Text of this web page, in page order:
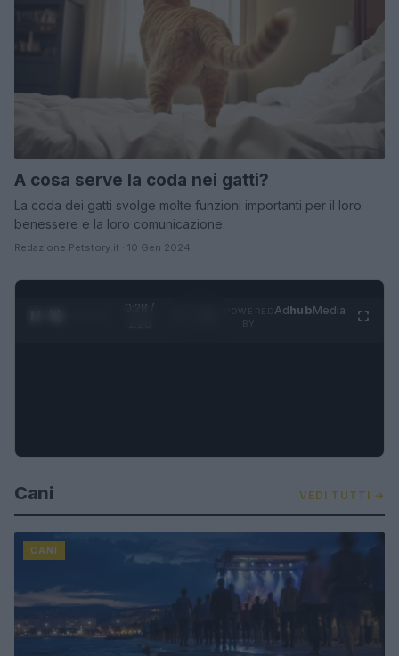
A cosa serve la coda nei gatti?
La coda dei gatti svolge molte funzioni importanti per il loro
benessere e la loro comunicazione.
Redazione Petstory.it · 10 Gen 2024
0:29 /
AdhubMedia
Cani VEDI TUTTI →
CANI